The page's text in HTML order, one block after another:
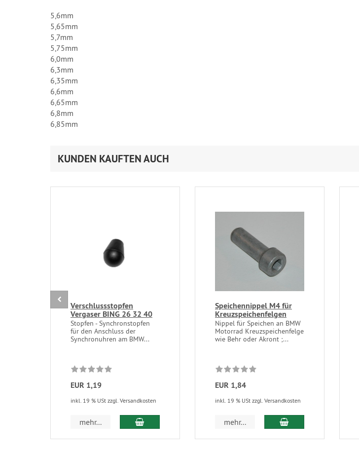
5,6mm
5,65mm
5,7mm
5,75mm
6,0mm
6,3mm
6,35mm
6,6mm
6,65mm
6,8mm
6,85mm
KUNDEN KAUFTEN AUCH
Verschlussstopfen
Vergaser BING 26 32 40
Stopfen - Synchronstopfen
für den Anschluss der
Synchronuhren am BMW...
EUR 1,19
inkl. 19 % USt zzgl. Versandkosten
mehr... In den Warenkorb
Speichennippel M4 für
Kreuzspeichenfelgen
Nippel für Speichen an BMW
Motorrad Kreuzspeichenfelge
wie Behr oder Akront ;...
EUR 1,84
inkl. 19 % USt zzgl. Versandkosten
mehr... In den Warenkorb